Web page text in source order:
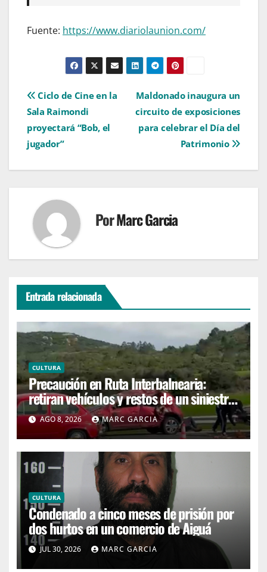
Fuente: https://www.diariolaunion.com/
Navegación
de
entradas
Maldonado inaugura un
circuito de exposiciones
para celebrar el Día del
Patrimonio
Ciclo de Cine en la
Sala Raimondi
proyectará “Bob, el
jugador”
PorMarc Garcia
Entrada relacionada
CULTURA
Precaución en Ruta Interbalnearia:
retiran vehículos y restos de un siniestro
en el kilómetro 99
AGO 8, 2026 MARC GARCIA
CULTURA
Condenado a cinco meses de prisión por
dos hurtos en un comercio de Aiguá
JUL 30, 2026 MARC GARCIA